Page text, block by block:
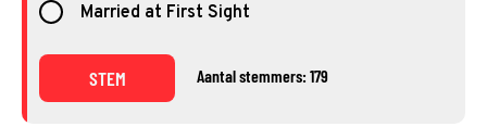
Married at First Sight
STEM Aantal stemmers: 179